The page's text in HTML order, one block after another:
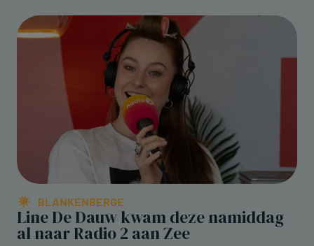
BLANKENBERGE
Line De Dauw kwam deze namiddag
al naar Radio 2 aan Zee